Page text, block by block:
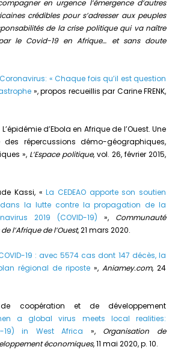
en urgence l’émergence d’autres
crédibles pour s’adresser aux peuples
de la crise politique qui va naître
le Covid-19 en Afrique… et sans doute
Coronavirus: « Chaque fois qu’il est question
», propos recueillis par Carine FRENK,
L’épidémie d’Ebola en Afrique de l’Ouest. Une
répercussions démo-géographiques,
», L’Espace politique, vol. 26, février 2015,
Kassi, «La CEDEAO apporte son soutien
la lutte contre la propagation de la
2019 (COVID-19) », Communauté
l’Afrique de l’Ouest, 21 mars 2020.
19 : avec 5574 cas dont 147 décès, la
régional de riposte », Aniamey.com, 24
coopération et de développement
a global virus meets local realities:
19) in West Africa », Organisation de
économiques, 11 mai 2020, p. 10.